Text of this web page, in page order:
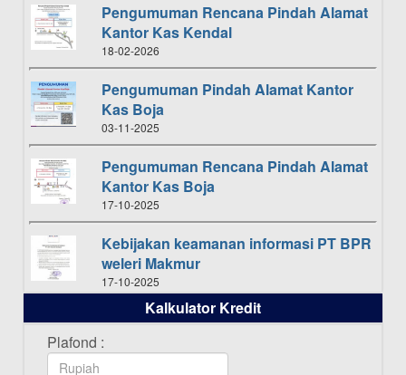
Pengumuman Rencana Pindah Alamat
Kantor Kas Kendal
18-02-2026
Pengumuman Pindah Alamat Kantor
Kas Boja
03-11-2025
Pengumuman Rencana Pindah Alamat
Kantor Kas Boja
17-10-2025
Kebijakan keamanan informasi PT BPR
weleri Makmur
17-10-2025
Daftar Pemenang Undian TAMASHA
Bulan Oktober 2025
16-10-2025
Kalkulator Kredit
Plafond :